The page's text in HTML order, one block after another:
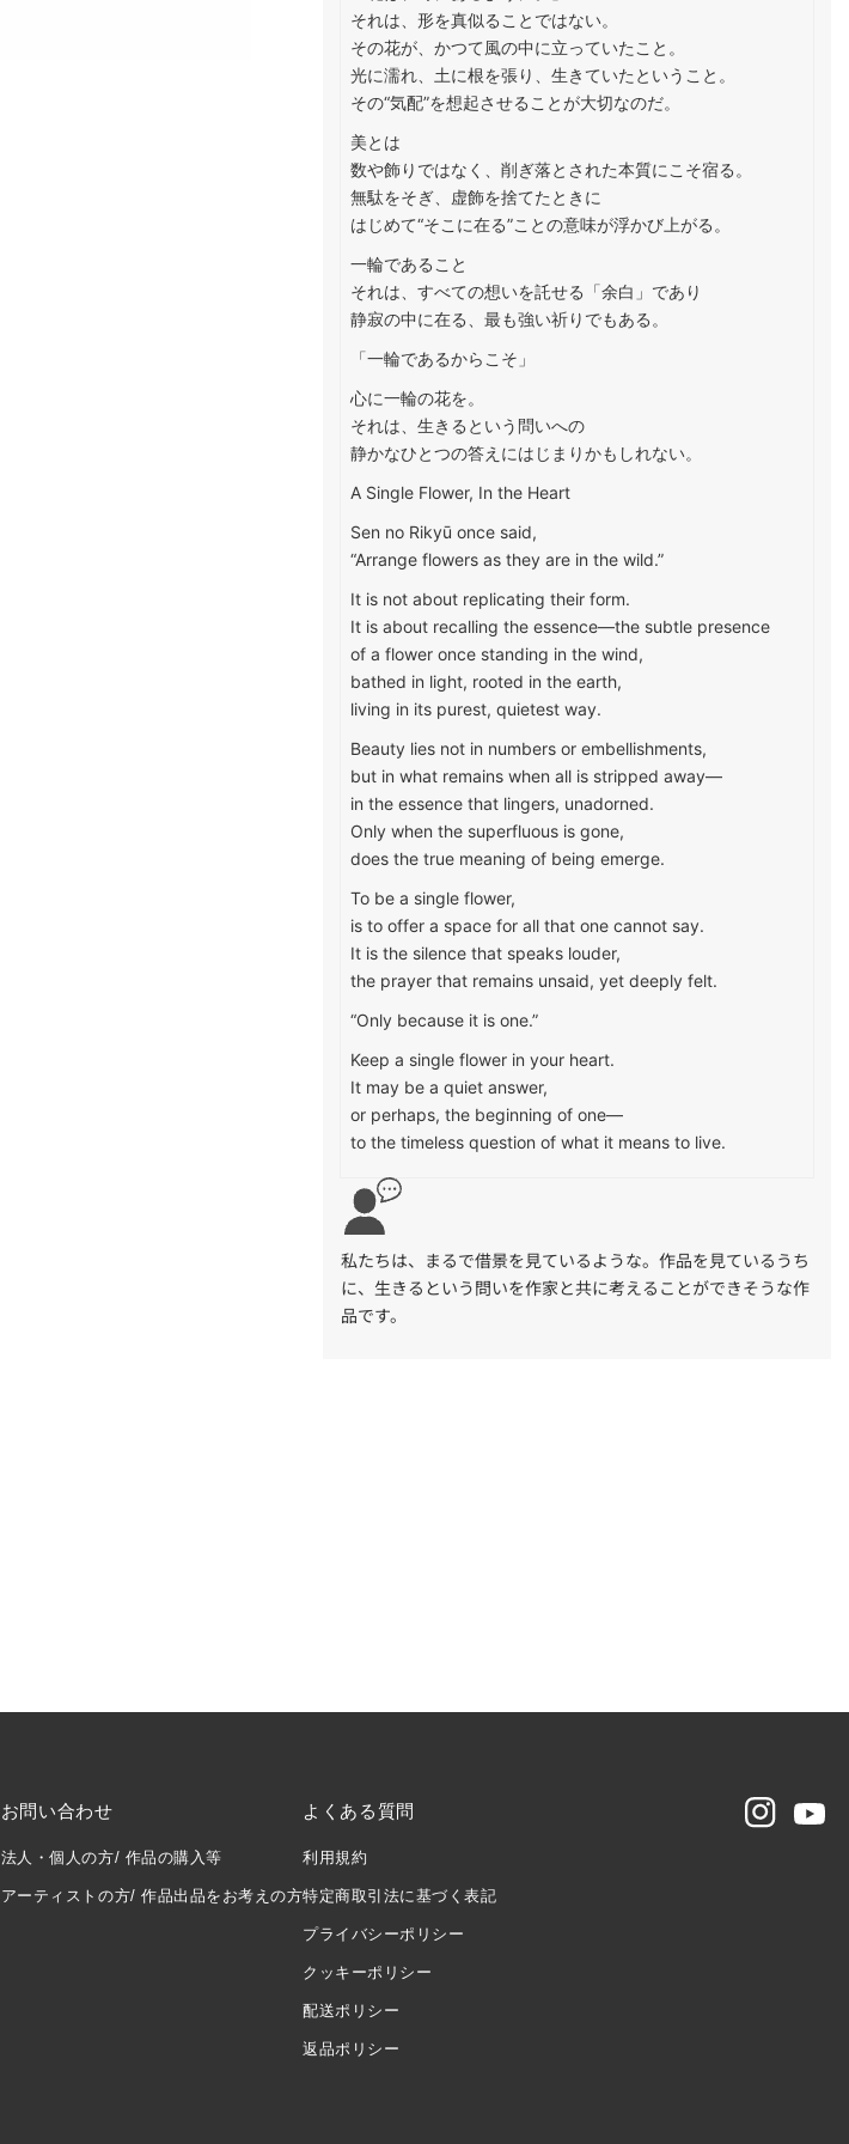
それは、形を真似ることではない。
その花が、かつて風の中に立っていたこと。
光に濡れ、土に根を張り、生きていたということ。
その“気配”を想起させることが大切なのだ。
美とは
数や飾りではなく、削ぎ落とされた本質にこそ宿る。
無駄をそぎ、虚飾を捨てたときに
はじめて“そこに在る”ことの意味が浮かび上がる。
一輪であること
それは、すべての想いを託せる「余白」であり
静寂の中に在る、最も強い祈りでもある。
「一輪であるからこそ」
心に一輪の花を。
それは、生きるという問いへの
静かなひとつの答えにはじまりかもしれない。
A Single Flower, In the Heart
Sen no Rikyū once said,
“Arrange flowers as they are in the wild.”
It is not about replicating their form.
It is about recalling the essence—the subtle presence
of a flower once standing in the wind,
bathed in light, rooted in the earth,
living in its purest, quietest way.
Beauty lies not in numbers or embellishments,
but in what remains when all is stripped away—
in the essence that lingers, unadorned.
Only when the superfluous is gone,
does the true meaning of being emerge.
To be a single flower,
is to offer a space for all that one cannot say.
It is the silence that speaks louder,
the prayer that remains unsaid, yet deeply felt.
“Only because it is one.”
Keep a single flower in your heart.
It may be a quiet answer,
or perhaps, the beginning of one—
to the timeless question of what it means to live.
私たちは、まるで借景を見ているような。作品を見ているうち
に、 生きるという問いを作家と共に考えることができそうな作
品です。
お問い合わせ
法人・個人の方/ 作品の購入等
アーティストの方/ 作品出品をお考えの方
よくある質問
利用規約
特定商取引法に基づく表記
プライバシーポリシー
クッキーポリシー
配送ポリシー
返品ポリシー
Instagram